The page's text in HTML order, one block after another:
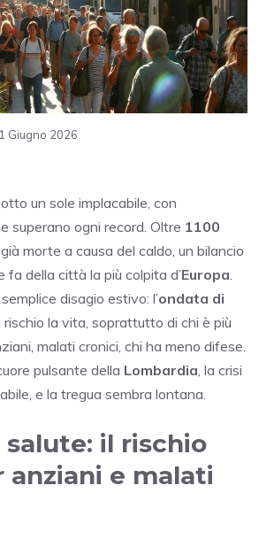
Giugno 2026
un sole implacabile, con
superano ogni record. Oltre 1100
morte a causa del caldo, un bilancio
fa della città la più colpita d’Europa
disagio estivo: l’ondata di
la vita, soprattutto di chi è più
malati cronici, chi ha meno difese.
pulsante della Lombardia , la crisi
e la tregua sembra lontana.
salute: il rischio
anziani e malati